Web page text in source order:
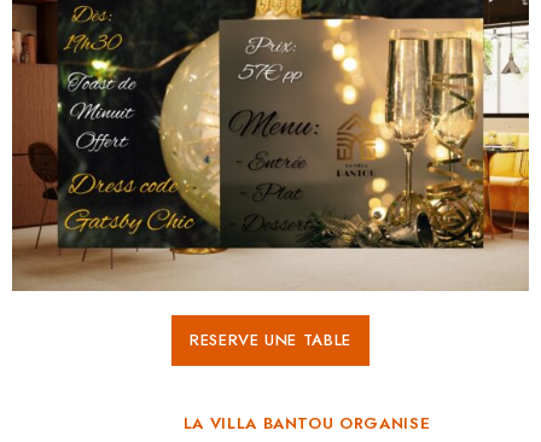
RESERVE UNE TABLE
LA VILLA BANTOU ORGANISE